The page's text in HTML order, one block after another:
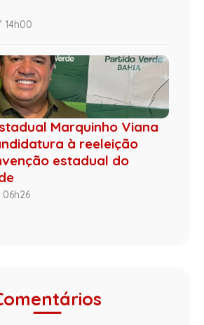
14h00
Marquinho Viana
à reeleição
estadual do